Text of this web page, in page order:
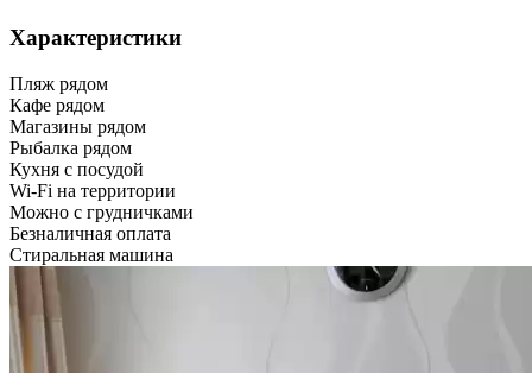
Характеристики
Пляж рядом
Кафе рядом
Магазины рядом
Рыбалка рядом
Кухня с посудой
Wi-Fi на территории
Можно с грудничками
Безналичная оплата
Стиральная машина